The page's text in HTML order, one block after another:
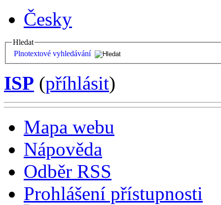
Česky
Hledat
Plnotextové vyhledávání
ISP (příhlásit)
Mapa webu
Nápověda
Odběr RSS
Prohlášení přístupnosti